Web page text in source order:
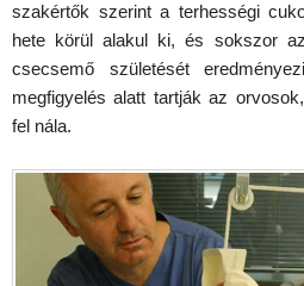
szakértők szerint a terhességi
hete körül alakul ki, és sokszor
csecsemő születését
megfigyelés alatt tartják az
fel nála.